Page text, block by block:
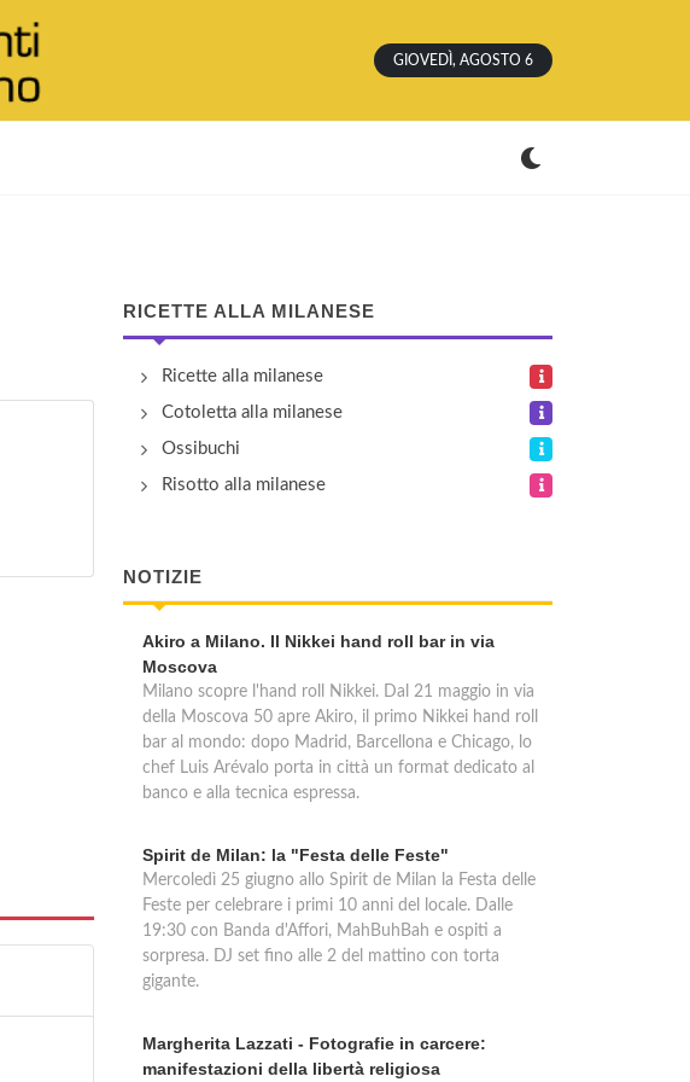
GIOVEDÌ, AGOSTO 6
RICETTE ALLA MILANESE
Ricette alla milanese
Cotoletta alla milanese
Ossibuchi
Risotto alla milanese
NOTIZIE
Akiro a Milano. Il Nikkei hand roll bar in via
Moscova
Milano scopre l'hand roll Nikkei. Dal 21 maggio in via
della Moscova 50 apre Akiro, il primo Nikkei hand roll
bar al mondo: dopo Madrid, Barcellona e Chicago, lo
chef Luis Arévalo porta in città un format dedicato al
banco e alla tecnica espressa.
Spirit de Milan: la "Festa delle Feste"
Mercoledì 25 giugno allo Spirit de Milan la Festa delle
Feste per celebrare i primi 10 anni del locale. Dalle
19:30 con Banda d'Affori, MahBuhBah e ospiti a
sorpresa. DJ set fino alle 2 del mattino con torta
gigante.
Margherita Lazzati - Fotografie in carcere:
manifestazioni della libertà religiosa